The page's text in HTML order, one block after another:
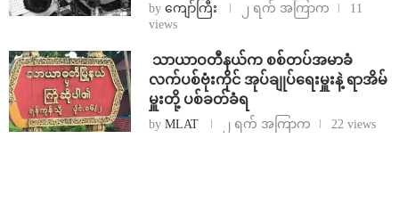
by ကျော်ကြီး ၂ ရက် အကြာက
11
views
⁩ ⁨သာယာဝတီနယ်က စစ်တပ်အမာခံ
လက်ပစ်ဗုံးကိုင် အုပ်ချုပ်ရေးမှူးနဲ့ ရာအိမ်
မှူးတို့ ပစ်ခတ်ခံရ
by MLAT ၂ ရက် အကြာက 22 views